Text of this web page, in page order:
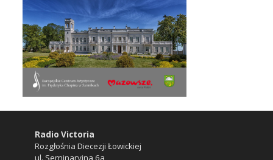
Radio Victoria
Rozgłośnia Diecezji Łowickiej
ul. Seminaryjna 6a